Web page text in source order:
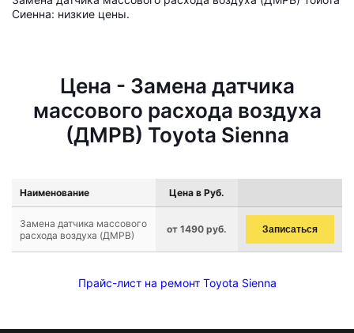
Сиенна: низкие цены.
Цена - Замена датчика
массового расхода воздуха
(ДМРВ) Toyota Sienna
Наименование Цена в Руб.
Замена датчика массового
расхода воздуха (ДМРВ)
от 1490 руб. Записаться
Прайс-лист на ремонт Toyota Sienna